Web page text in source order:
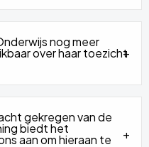
nog meer
over haar toezicht
gekregen van de
biedt het
aan om hieraan te